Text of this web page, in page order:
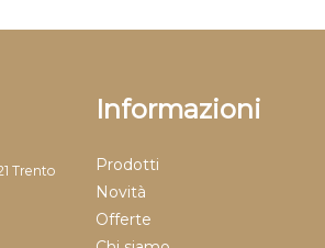
Trento
Informazioni
Prodotti
Novità
Offerte